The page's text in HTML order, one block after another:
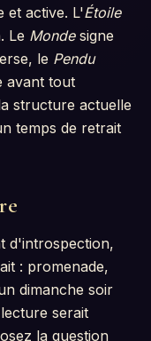
et active. L'Étoile
Le Mondesigne
le Pendu
avant tout
structure actuelle
temps de retrait
d'introspection,
: promenade,
dimanche soir
serait
la question